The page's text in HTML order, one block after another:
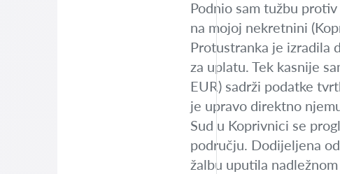
Podnio sam tužbu
na mojoj nekretnini
Protustranka je izradila
za uplatu. Tek kasnije
EUR) sadrži podatke
je upravo direktno
Sud u Koprivnici se
području. Dodijeljena
žalbu uputila